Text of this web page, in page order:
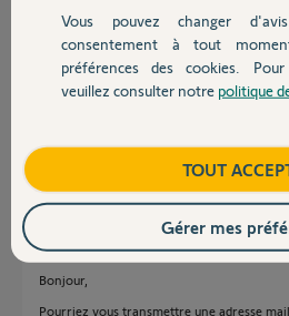
Devis avec un pro
Contact
Afin d'identifier la source du défaut que
besoin de l'adresse MAC de votre caméra
dernière et que voyus m'indiquez
tout au long de la procédure d'installation.
il y a plus de 6 ans
Bonjour,
Pourriez vous transmettre une adresse
Vous pouvez changer
consentement à tout
préférences des cookies. Pour
veuillez consulter notre politique
TOUT
Gérer mes